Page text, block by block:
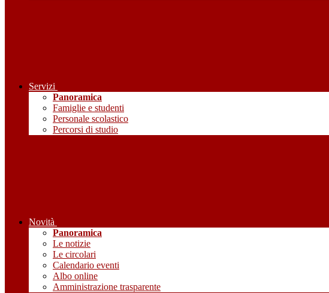
Servizi
Panoramica
Famiglie e studenti
Personale scolastico
Percorsi di studio
Novità
Panoramica
Le notizie
Le circolari
Calendario eventi
Albo online
Amministrazione trasparente